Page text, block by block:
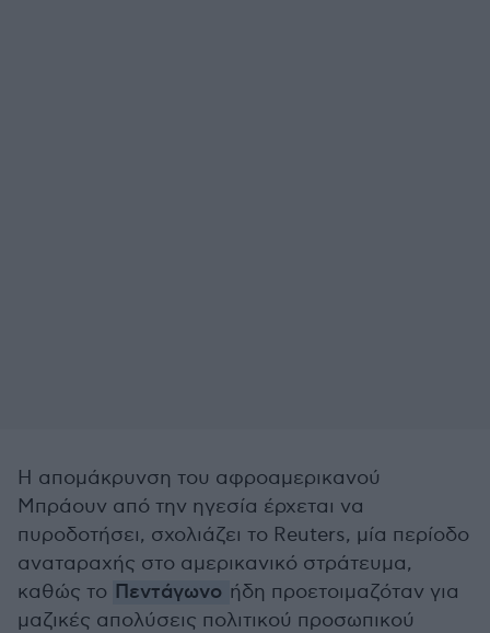
Η απομάκρυνση του αφροαμερικανού
Μπράουν από την ηγεσία έρχεται να
πυροδοτήσει, σχολιάζει το Reuters, μία περίοδο
αναταραχής στο αμερικανικό στράτευμα,
καθώς το Πεντάγωνο ήδη προετοιμαζόταν για
μαζικές απολύσεις πολιτικού προσωπικού